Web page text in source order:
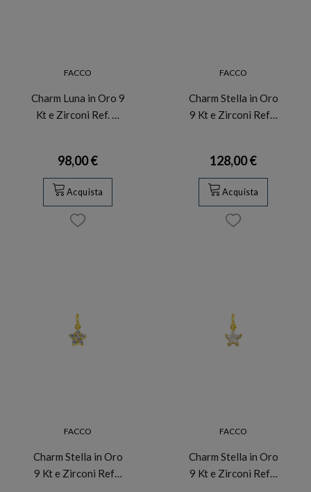
FACCO
Charm Luna in Oro 9
Kt e Zirconi Ref. …
98,00 €
Acquista
FACCO
Charm Stella in Oro
9 Kt e Zirconi Ref…
128,00 €
Acquista
FACCO
Charm Stella in Oro
9 Kt e Zirconi Ref…
FACCO
Charm Stella in Oro
9 Kt e Zirconi Ref…